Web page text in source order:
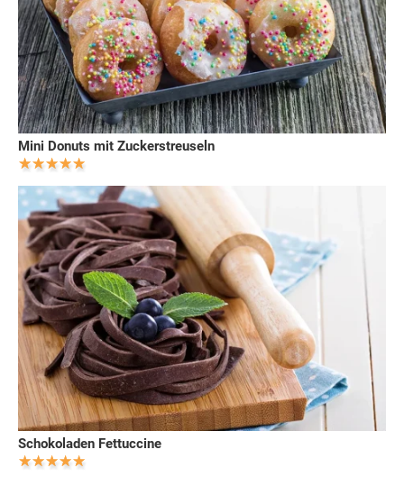
Mini Donuts mit Zuckerstreuseln
Schokoladen Fettuccine